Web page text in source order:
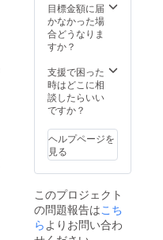
目標金額に届
かなかった場
合どうなりま
すか？
支援で困った
時はどこに相
談したらいい
ですか？
ヘルプページを
見る
このプロジェクト
の問題報告はこち
らよりお問い合わ